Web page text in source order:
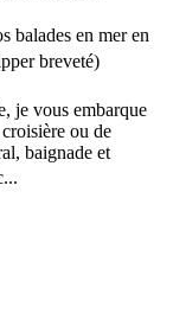
balades en mer en
breveté)
je vous embarque
ou de
baignade et